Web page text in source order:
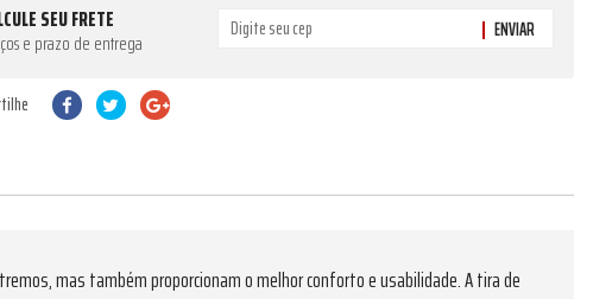
SEU FRETE
e prazo de entrega ENVIAR
mas também proporcionam o melhor conforto e usabilidade. A tira de